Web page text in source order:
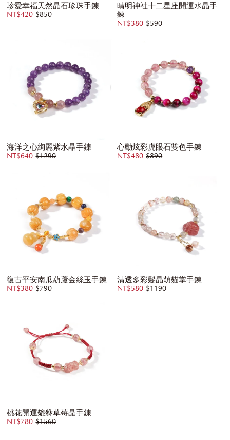
珍愛幸福天然晶石珍珠手鍊
NT$420 $850
晴明神社十二星座開運水晶手
鍊
NT$380 $590
海洋之心絢麗紫水晶手鍊
NT$640 $1290
心動炫彩虎眼石雙色手鍊
NT$480 $890
復古平安南瓜葫蘆金絲玉手鍊
NT$380 $790
清透多彩髮晶萌貓掌手鍊
NT$580 $1190
桃花開運貔貅草莓晶手鍊
NT$780 $1560